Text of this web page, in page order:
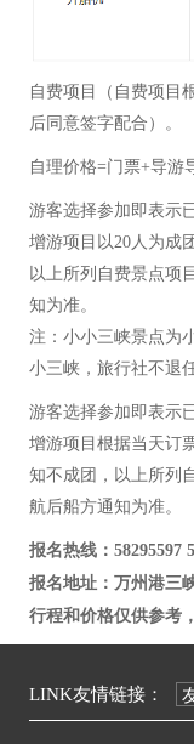
自费项目（自费项目
后同意签字配合）。
自理价格=门票+导游
游客选择参加即表示
增游项目以20人为成
以上所列自费景点项
知为准。
注：小小三峡景点为
小三峡，旅行社不退
游客选择参加即表示
增游项目根据当天订
知不成团，以上所列
航后船方通知为准。
报名热线：58295597
报名地址：万州港三
行程和价格仅供参考
LINK友情链接：